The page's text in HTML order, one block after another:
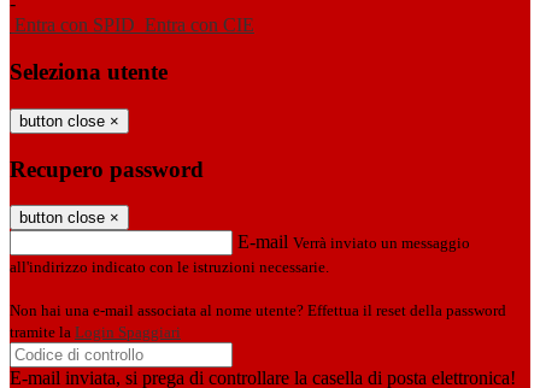
Entra con SPID Entra con CIE
Seleziona utente
button close ×
Recupero password
button close ×
E-mail Verrà inviato un messaggio
all'indirizzo indicato con le istruzioni necessarie.
Non hai una e-mail associata al nome utente? Effettua il reset della password
tramite la Login Spaggiari
E-mail inviata, si prega di controllare la casella di posta elettronica!